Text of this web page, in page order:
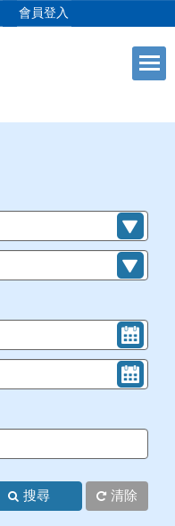
會員登入
+
+
+
+
+
搜尋 清除